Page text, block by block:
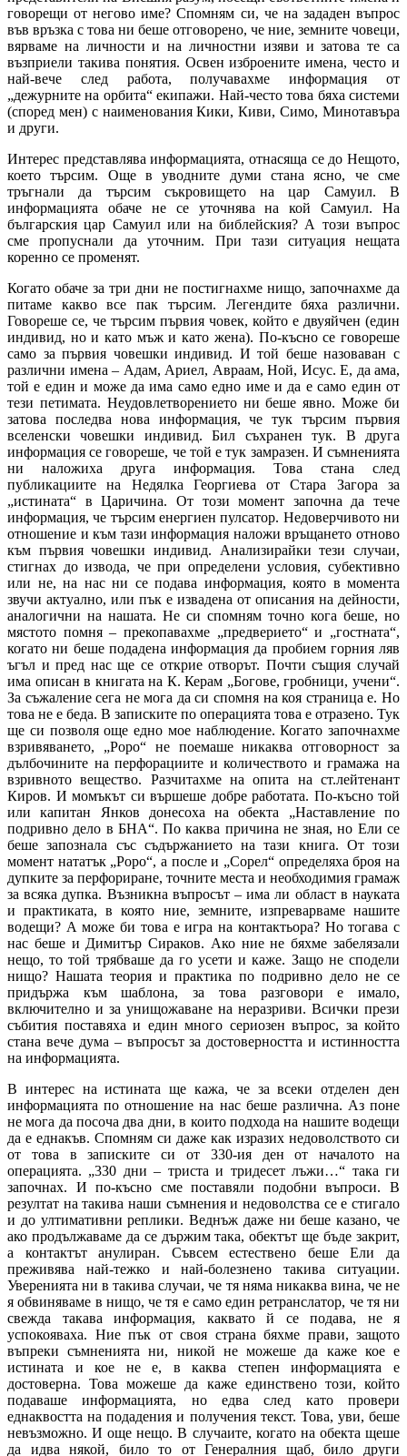
говорещи от негово име? Спомням си, че на зададен въпрос
във връзка с това ни беше отговорено, че ние, земните човеци,
вярваме на личности и на личностни изяви и затова те са
възприели такива понятия. Освен изброените имена, често и
най-вече след работа, получавахме информация от
„дежурните на орбита“ екипажи. Най-често това бяха системи
(според мен) с наименования Кики, Киви, Симо, Минотавъра
и други.
Интерес представлява информацията, отнасяща се до Нещото,
което търсим. Още в уводните думи стана ясно, че сме
тръгнали да търсим съкровището на цар Самуил. В
информацията обаче не се уточнява на кой Самуил. На
българския цар Самуил или на библейския? А този въпрос
сме пропуснали да уточним. При тази ситуация нещата
коренно се променят.
Когато обаче за три дни не постигнахме нищо, започнахме да
питаме какво все пак търсим. Легендите бяха различни.
Говореше се, че търсим първия човек, който е двуяйчен (един
индивид, но и като мъж и като жена). По-късно се говореше
само за първия човешки индивид. И той беше назоваван с
различни имена – Адам, Ариел, Авраам, Ной, Исус. Е, да ама,
той е един и може да има само едно име и да е само един от
тези петимата. Неудовлетворението ни беше явно. Може би
затова последва нова информация, че тук търсим първия
вселенски човешки индивид. Бил съхранен тук. В друга
информация се говореше, че той е тук замразен. И съмненията
ни наложиха друга информация. Това стана след
публикациите на Недялка Георгиева от Стара Загора за
„истината“ в Царичина. От този момент започна да тече
информация, че търсим енергиен пулсатор. Недоверчивото ни
отношение и към тази информация наложи връщането отново
към първия човешки индивид. Анализирайки тези случаи,
стигнах до извода, че при определени условия, субективно
или не, на нас ни се подава информация, която в момента
звучи актуално, или пък е извадена от описания на дейности,
аналогични на нашата. Не си спомням точно кога беше, но
мястото помня – прекопавахме „предверието“ и „гостната“,
когато ни беше подадена информация да пробием горния ляв
ъгъл и пред нас ще се открие отворът. Почти същия случай
има описан в книгата на К. Керам „Богове, гробници, учени“.
За съжаление сега не мога да си спомня на коя страница е. Но
това не е беда. В записките по операцията това е отразено. Тук
ще си позволя още едно мое наблюдение. Когато започнахме
взривяването, „Роро“ не поемаше никаква отговорност за
дълбочините на перфорациите и количеството и грамажа на
взривното вещество. Разчитахме на опита на ст.лейтенант
Киров. И момъкът си вършеше добре работата. По-късно той
или капитан Янков донесоха на обекта „Наставление по
подривно дело в БНА“. По каква причина не зная, но Ели се
беше запознала със съдържанието на тази книга. От този
момент нататък „Роро“, а после и „Сорел“ определяха броя на
дупките за перфориране, точните места и необходимия грамаж
за всяка дупка. Възникна въпросът – има ли област в науката
и практиката, в която ние, земните, изпреварваме нашите
водещи? А може би това е игра на контактьора? Но тогава с
нас беше и Димитър Сираков. Ако ние не бяхме забелязали
нещо, то той трябваше да го усети и каже. Защо не сподели
нищо? Нашата теория и практика по подривно дело не се
придържа към шаблона, за това разговори е имало,
включително и за унищожаване на неразриви. Всички прези
събития поставяха и един много сериозен въпрос, за който
стана вече дума – въпросът за достоверността и истинността
на информацията.
В интерес на истината ще кажа, че за всеки отделен ден
информацията по отношение на нас беше различна. Аз поне
не мога да посоча два дни, в които подхода на нашите водещи
да е еднакъв. Спомням си даже как изразих недоволството си
от това в записките си от 330-ия ден от началото на
операцията. „330 дни – триста и тридесет лъжи…“ така ги
започнах. И по-късно сме поставяли подобни въпроси. В
резултат на такива наши съмнения и недоволства се е стигало
и до ултимативни реплики. Веднъж даже ни беше казано, че
ако продължаваме да се държим така, обектът ще бъде закрит,
а контактът анулиран. Съвсем естествено беше Ели да
преживява най-тежко и най-болезнено такива ситуации.
Уверенията ни в такива случаи, че тя няма никаква вина, че не
я обвиняваме в нищо, че тя е само един ретранслатор, че тя ни
свежда такава информация, каквато й се подава, не я
успокояваха. Ние пък от своя страна бяхме прави, защото
въпреки съмненията ни, никой не можеше да каже кое е
истината и кое не е, в каква степен информацията е
достоверна. Това можеше да каже единствено този, който
подаваше информацията, но едва след като провери
еднаквостта на подадения и получения текст. Това, уви, беше
невъзможно. И още нещо. В случаите, когато на обекта щеше
да идва някой, било то от Генералния щаб, било други